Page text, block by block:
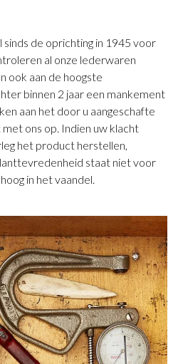
de oprichting in 1945 voor
al onze lederwaren
ook aan de hoogste
binnen 2 jaar een mankement
aan het door u aangeschafte
ons op. Indien uw klacht
het product herstellen,
staat niet voor
in het vaandel.